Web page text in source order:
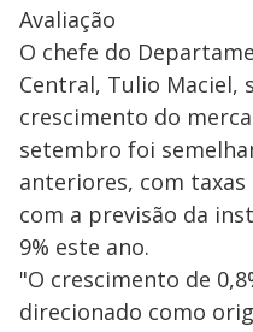
Avaliação
O chefe do
Central, Tulio Maciel,
crescimento do
setembro foi
anteriores, com
com a previsão da
9% este ano.
"O crescimento de
direcionado como